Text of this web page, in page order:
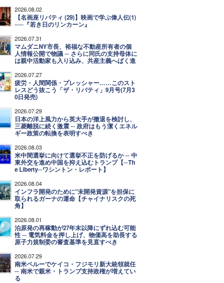
2026.08.02
【名画座リバティ (29)】映画で学ぶ偉人伝(1)
──『若き日のリンカーン』
2026.07.31
マムダニNY市長、裕福な不動産所有者の個
人情報公開で物議 ─ さらに同氏の支持母体に
は親中活動家も入り込み、共産主義へばく進
2026.07.27
疲労・人間関係・プレッシャー……このスト
レスどう抜こう「ザ・リバティ」9月号(7月3
0日発売)
2026.07.29
日本の洋上風力から英大手が撤退を検討し、
三菱離脱に続く激震 ─ 政府はもう潔くエネル
ギー政策の転換を表明すべき
2026.08.03
米中間選挙に向けて選挙不正を防げるか ─ 中
東外交を進め中国を抑え込むトランプ【─Th
e Liberty─ワシントン・レポート】
2026.08.04
インフラ開発のために"未開発資源"を担保に
取られるガーナの運命【チャイナリスクの死
角】
2026.08.01
泊原発の再稼動が27年末以降にずれ込む可能
性 ─ 電気料金を押し上げ、物価高を助長する
原子力規制委の審査基準を見直すべき
2026.07.29
南米ペルーでケイコ・フジモリ新大統領就任
─ 南米で親米・トランプ支持政権が増えてい
る